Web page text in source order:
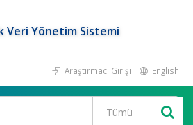
Veri Yönetim Sistemi
Araştırmacı Girişi English